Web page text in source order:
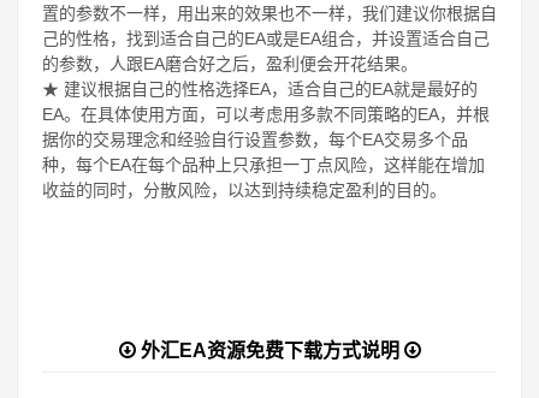
置的参数不一样，用出来的效果也不一样，我们建议你根据自
己的性格，找到适合自己的EA或是EA组合，并设置适合自己
的参数，人跟EA磨合好之后，盈利便会开花结果。
★ 建议根据自己的性格选择EA，适合自己的EA就是最好的
EA。在具体使用方面，可以考虑用多款不同策略的EA，并根
据你的交易理念和经验自行设置参数，每个EA交易多个品
种，每个EA在每个品种上只承担一丁点风险，这样能在增加
收益的同时，分散风险，以达到持续稳定盈利的目的。
外汇EA资源免费下载方式说明